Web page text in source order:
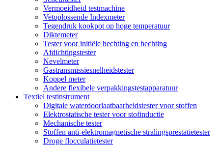
Vermoeidheid testmachine
Vetoplossende Indexmeter
Tegendruk kookpot op hoge temperatuur
Diktemeter
Tester voor initiële hechting en hechting
Afdichtingstester
Nevelmeter
Gastransmissiesnelheidstester
Koppel meter
Andere flexibele verpakkingstestapparatuur
Textiel testinstrument
Digitale waterdoorlaatbaarheidstester voor stoffen
Elektrostatische tester voor stofinductie
Mechanische tester
Stoffen anti-elektromagnetische stralingsprestatietester
Droge flocculatietester